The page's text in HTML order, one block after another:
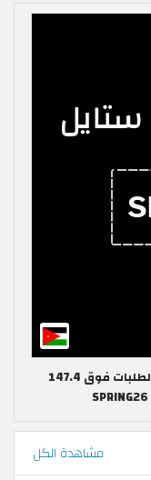
كوبونات خصم يس ستايل | 18% على الطلبات فوق 147.4
مشاهدة الكل